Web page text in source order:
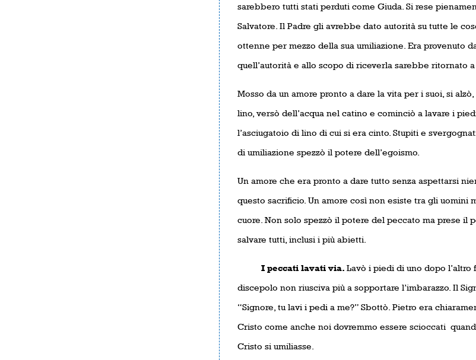
sarebbero tutti stati perduti come Giuda. Si rese
Salvatore. Il Padre gli avrebbe dato autorità su tutte le
ottenne per mezzo della sua umiliazione. Era provenuto
quell’autorità e allo scopo di riceverla sarebbe ritornato a
Mosso da un amore pronto a dare la vita per i suoi, si
lino, versò dell’acqua nel catino e cominciò a lavare i
l’asciugatoio di lino di cui si era cinto. Stupiti e
di umiliazione spezzò il potere dell’egoismo.
Un amore che era pronto a dare tutto senza aspettarsi
questo sacrificio. Un amore così non esiste tra gli uomini
cuore. Non solo spezzò il potere del peccato ma prese il
salvare tutti, inclusi i più abietti.
I peccati lavati via. Lavò i piedi di uno dopo l’altro
discepolo non riusciva più a sopportare l’imbarazzo. Il
“Signore, tu lavi i pedi a me?” Sbottò. Pietro era
Cristo come anche noi dovremmo essere scioccati
Cristo si umiliasse.